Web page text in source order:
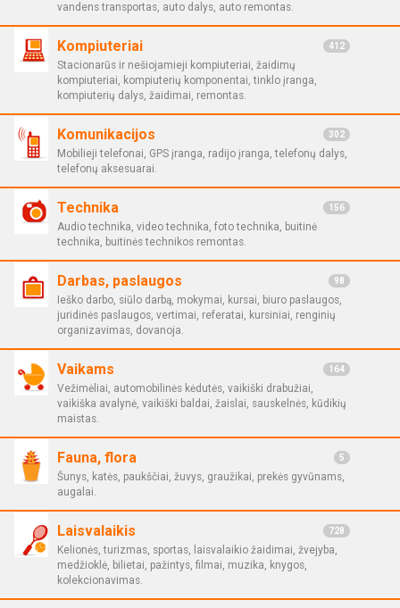
vandens transportas, auto dalys, auto remontas.
Kompiuteriai 412
Stacionarūs ir nešiojamieji kompiuteriai, žaidimų
kompiuteriai, kompiuterių komponentai, tinklo įranga,
kompiuterių dalys, žaidimai, remontas.
Komunikacijos 302
Mobilieji telefonai, GPS įranga, radijo įranga, telefonų dalys,
telefonų aksesuarai.
Technika 156
Audio technika, video technika, foto technika, buitinė
technika, buitinės technikos remontas.
Darbas, paslaugos 98
Ieško darbo, siūlo darbą, mokymai, kursai, biuro paslaugos,
juridinės paslaugos, vertimai, referatai, kursiniai, renginių
organizavimas, dovanoja.
Vaikams 164
Vežimėliai, automobilinės kėdutės, vaikiški drabužiai,
vaikiška avalynė, vaikiški baldai, žaislai, sauskelnės, kūdikių
maistas.
Fauna, flora 5
Šunys, katės, paukščiai, žuvys, graužikai, prekės gyvūnams,
augalai.
Laisvalaikis 728
Kelionės, turizmas, sportas, laisvalaikio žaidimai, žvejyba,
medžioklė, bilietai, pažintys, filmai, muzika, knygos,
kolekcionavimas.